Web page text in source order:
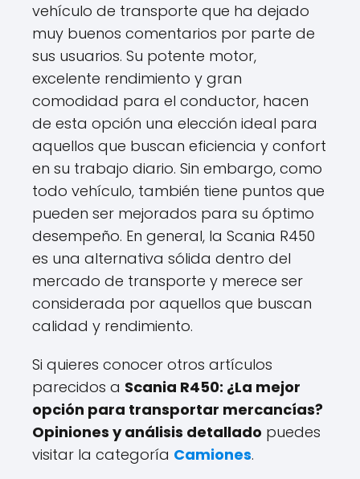
vehículo de transporte que ha dejado
muy buenos comentarios por parte de
sus usuarios. Su potente motor,
excelente rendimiento y gran
comodidad para el conductor, hacen
de esta opción una elección ideal para
aquellos que buscan eficiencia y confort
en su trabajo diario. Sin embargo, como
todo vehículo, también tiene puntos que
pueden ser mejorados para su óptimo
desempeño. En general, la Scania R450
es una alternativa sólida dentro del
mercado de transporte y merece ser
considerada por aquellos que buscan
calidad y rendimiento.
Si quieres conocer otros artículos
parecidos a Scania R450: ¿La mejor
opción para transportar mercancías?
Opiniones y análisis detallado puedes
visitar la categoría Camiones.